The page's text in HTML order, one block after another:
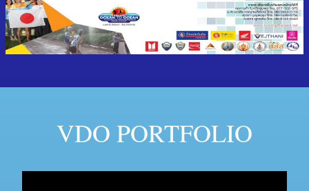
VDO PORTFOLIO